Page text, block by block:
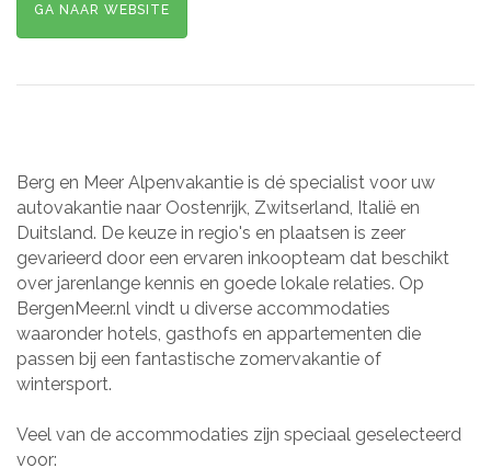
GA NAAR WEBSITE
Berg en Meer Alpenvakantie is dé specialist voor uw
autovakantie naar Oostenrijk, Zwitserland, Italië en
Duitsland. De keuze in regio's en plaatsen is zeer
gevarieerd door een ervaren inkoopteam dat beschikt
over jarenlange kennis en goede lokale relaties. Op
BergenMeer.nl vindt u diverse accommodaties
waaronder hotels, gasthofs en appartementen die
passen bij een fantastische zomervakantie of
wintersport.
Veel van de accommodaties zijn speciaal geselecteerd
voor: